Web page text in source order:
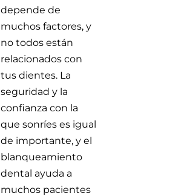
depende de
muchos factores, y
no todos están
relacionados con
tus dientes. La
seguridad y la
confianza con la
que sonríes es igual
de importante, y el
blanqueamiento
dental ayuda a
muchos pacientes